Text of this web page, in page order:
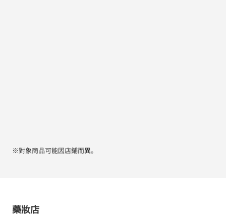
※對象商品可能因店鋪而異。
藥妝店